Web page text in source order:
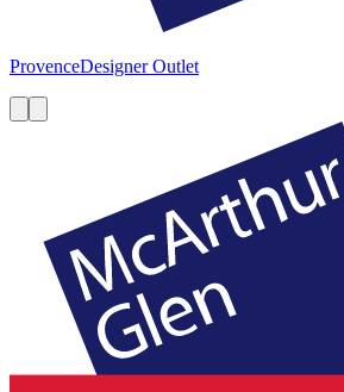
ProvenceDesigner Outlet